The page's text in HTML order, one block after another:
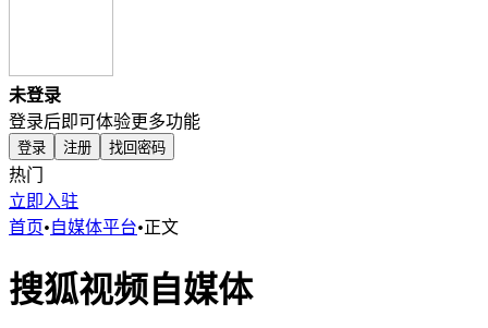
未登录
登录后即可体验更多功能
登录 注册 找回密码
热门
立即入驻
首页•自媒体平台•正文
搜狐视频自媒体